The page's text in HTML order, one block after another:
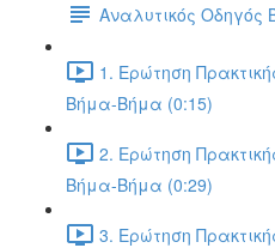
Αναλυτικός
1. Ερώτηση
Βήμα-Βήμα (0:15)
2. Ερώτηση
Βήμα-Βήμα (0:29)
3. Ερώτηση